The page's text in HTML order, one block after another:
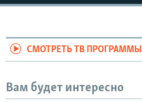
СМОТРЕТЬ ТВ ПРОГРАММЫ
Вам будет интересно